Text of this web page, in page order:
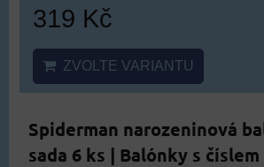
319 Kč
ZVOLTE VARIANTU
Spiderman narozeninová
sada 6 ks | Balónky s